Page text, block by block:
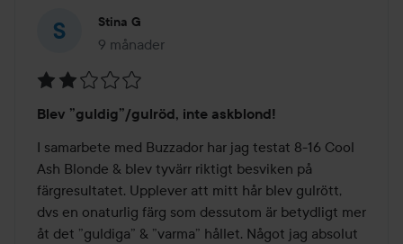
Stina G
9 månader
Inlägget skapades 9 månader
2
av
5
Blev ”guldig”/gulröd, inte askblond!
I samarbete med Buzzador har jag testat 8-16 Cool
Ash Blonde & blev tyvärr riktigt besviken på
färgresultatet. Upplever att mitt hår blev gulrött,
dvs en onaturlig färg som dessutom är betydligt mer
åt det ”guldiga” & ”varma” hållet. Något jag absolut